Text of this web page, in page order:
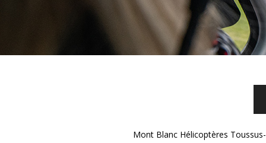
Mont Blanc Hélicoptères